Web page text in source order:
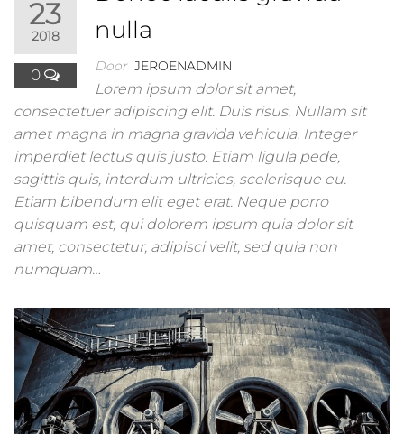
23
2018
0
nulla
Door JEROENADMIN
Lorem ipsum dolor sit amet,
consectetuer adipiscing elit. Duis risus. Nullam sit
amet magna in magna gravida vehicula. Integer
imperdiet lectus quis justo. Etiam ligula pede,
sagittis quis, interdum ultricies, scelerisque eu.
Etiam bibendum elit eget erat. Neque porro
quisquam est, qui dolorem ipsum quia dolor sit
amet, consectetur, adipisci velit, sed quia non
numquam…